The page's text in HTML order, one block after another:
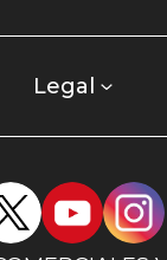
Legal